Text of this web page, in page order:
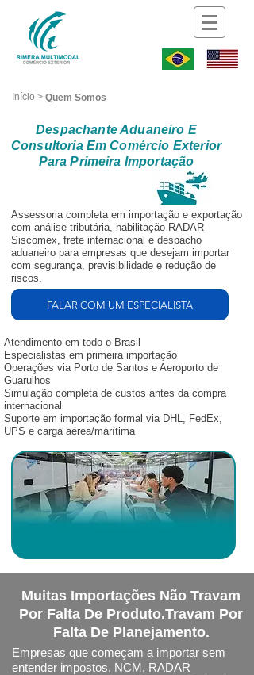
Início > Quem Somos
Despachante Aduaneiro E
Consultoria Em Comércio Exterior
Para Primeira Importação
Assessoria completa em importação e exportação
com análise tributária, habilitação RADAR
Siscomex, frete internacional e despacho
aduaneiro para empresas que desejam importar
com segurança, previsibilidade e redução de
riscos.
FALAR COM UM ESPECIALISTA
Atendimento em todo o Brasil
Especialistas em primeira importação
Operações via Porto de Santos e Aeroporto de
Guarulhos
Simulação completa de custos antes da compra
internacional
Suporte em importação formal via DHL, FedEx,
UPS e carga aérea/marítima
Muitas Importações Não Travam
Por Falta De Produto.Travam Por
Falta De Planejamento.
Empresas que começam a importar sem
entender impostos, NCM, RADAR